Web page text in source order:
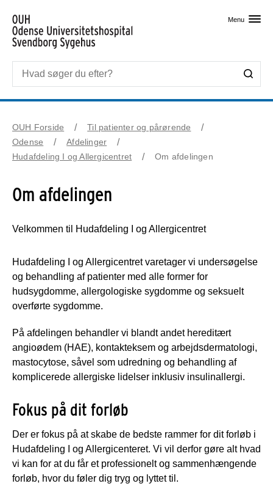
Menu
OUH Forside
Til patienter og pårørende
Odense
Afdelinger
Hudafdeling I og Allergicentret
Om afdelingen
Om afdelingen
Velkommen til Hudafdeling I og Allergicentret
Hudafdeling I og Allergicentret varetager vi undersøgelse
og behandling af patienter med alle former for
hudsygdomme, allergologiske sygdomme og seksuelt
overførte sygdomme.
På afdelingen behandler vi blandt andet hereditært
angioødem (HAE), kontakteksem og arbejdsdermatologi,
mastocytose, såvel som udredning og behandling af
komplicerede allergiske lidelser inklusiv insulinallergi.
Fokus på dit forløb
Der er fokus på at skabe de bedste rammer for dit forløb i
Hudafdeling I og Allergicenteret. Vi vil derfor gøre alt hvad
vi kan for at du får et professionelt og sammenhængende
forløb, hvor du føler dig tryg og lyttet til.